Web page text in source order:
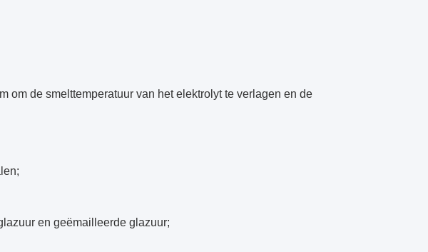
om de smelttemperatuur van het elektrolyt te verlagen en de
en geëmailleerde glazuur;